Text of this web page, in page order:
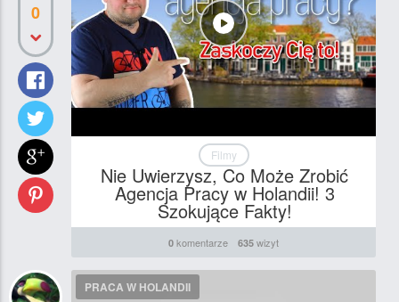
0
Filmy
Nie Uwierzysz, Co Może Zrobić
Agencja Pracy w Holandii! 3
Szokujące Fakty!
0 komentarze 635 wizyt
PRACA W HOLANDII